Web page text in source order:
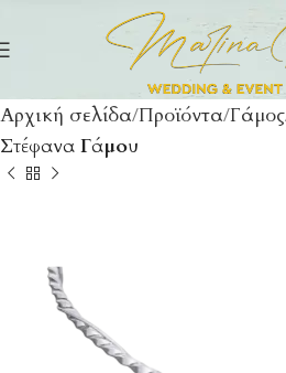
Αρχική σελίδα Προϊόντα Γάμος
Στέφανα Γάμου